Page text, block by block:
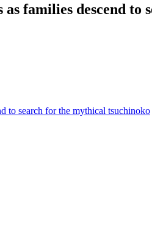
families descend to
to search for the mythical tsuchinoko